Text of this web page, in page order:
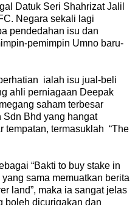
Datuk Seri Shahrizat Jalil
Negara sekali lagi
pendedahan isu dan
pemimpin Umno baru-
ialah isu jual-beli
ahli perniagaan Deepak
saham terbesar
Sdn Bhd yang hangat
tempatan, termasuklah “The
“Bakti to buy stake in
sama memuatkan berita
land”, maka ia sangat jelas
boleh dicurigakan dan